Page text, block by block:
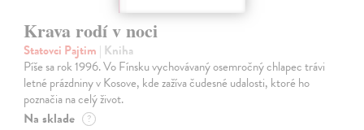
Krava rodí v noci
Statovci Pajtim | Kniha
Píše sa rok 1996. Vo Fínsku vychovávaný osemročný chlapec trávi
letné prázdniny v Kosove, kde zažíva čudesné udalosti, ktoré ho
poznačia na celý život.
Na sklade ?